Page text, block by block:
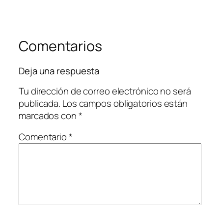
Comentarios
Deja una respuesta
Tu dirección de correo electrónico no será
publicada. Los campos obligatorios están
marcados con*
Comentario*